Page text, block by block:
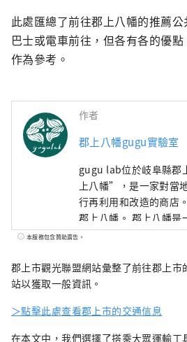
此處匯總了前往郡上八幡的推薦
巴士或電車前往，但各有各的優
作為參考。
作者
郡上八幡gugu實驗室
gugu lab位於岐阜縣
上八幡”，是一家對當
行再利用和改造的商店。 首先，我來介紹
郡上八幡。 郡上八幡是
下町，歷史建築林立的
天的時候這裡擠滿了釣
耍的孩子們。 此外，被
行，任何人都可以參加
夏季傳統，從小孩到老
本服務包含贊助廣告。
郡上市觀光聯盟網站彙整了前往郡上市
站以獲取一般資訊。
＞點擊此處查看郡上市的交通信息
在本文中，我們選擇了搭乘大眾運輸工